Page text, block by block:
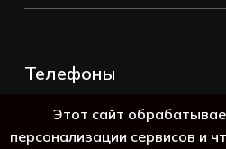
Телефоны
8 (800) 250-69-39
Этот сайт
персонализации сервисов и